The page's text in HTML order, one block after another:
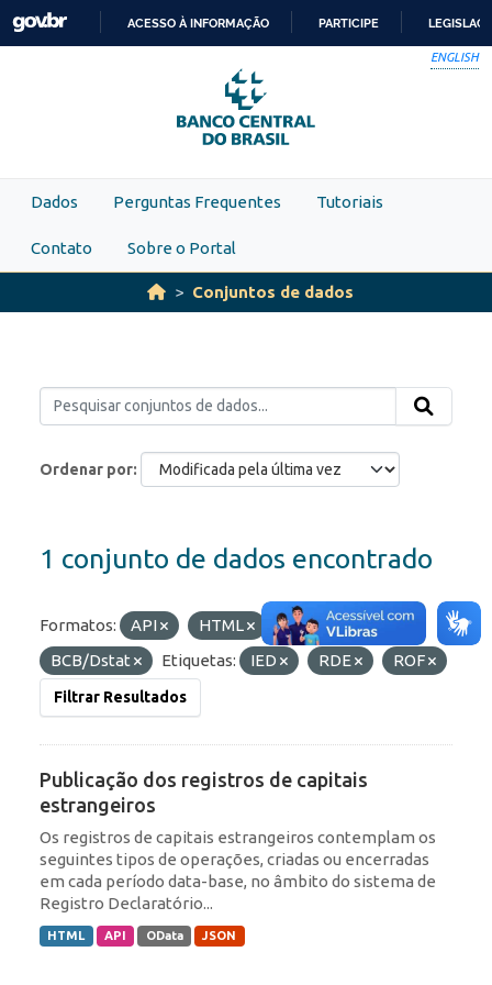
Skip to main content
PARA
O
CONTEÚDO
ACESSO À INFORMAÇÃO PARTICIPE
ENGLISH
Dados Perguntas Frequentes Tutoriais
Contato Sobre o Portal
Conjuntos de dados
Ordenar por
1 conjunto de dados encontrado
Formatos: API HTML
Organizações:
BCB/Dstat
Etiquetas: IED RDE ROF
Filtrar Resultados
Publicação dos registros de capitais
estrangeiros
Os registros de capitais estrangeiros contemplam os
seguintes tipos de operações, criadas ou encerradas
em cada período data-base, no âmbito do sistema de
Registro Declaratório...
HTML API OData JSON